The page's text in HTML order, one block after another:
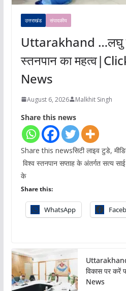
उत्तराखंड संपादकीय
Uttarakhand …लघु
स्तनपान का
News
August 6, 2026 Malkhit Singh
Share this news
Share this newsसिटी लाइव टुडे,
विश्व स्तनपान सप्ताह के अंतर्गत सत्य
के
Share this:
WhatsApp
विकास पर करें
News